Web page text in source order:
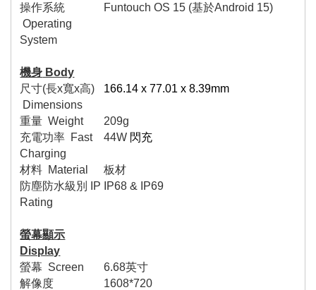
操作系統
Operating
System
Funtouch OS 15 (基於Android 15)
機身 Body
尺寸(長x寬x高)
Dimensions
166.14 x 77.01 x 8.39mm
重量 Weight
209g
充電功率 Fast
Charging
44W 閃充
材料 Material
板材
防塵防水級別
IP
Rating
IP68 & IP69
螢幕顯示
Display
螢幕 Screen 6.68英寸
解像度
1608*720